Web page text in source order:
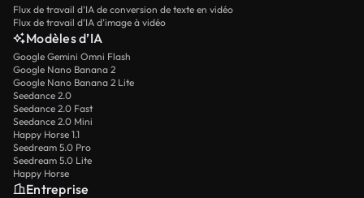
Flux de travail d’IA de conversion de texte en vidéo
Flux de travail d’IA d’image à vidéo
Modèles d’IA
Google Gemini Omni Flash
Google Nano Banana 2
Google Nano Banana 2 Lite
Seedance 2.0
Seedance 2.0 Fast
Seedance 2.0 Mini
Happy Horse 1.1
Seedream 5.0 Pro
Seedream 5.0 Lite
Happy Horse
Entreprise